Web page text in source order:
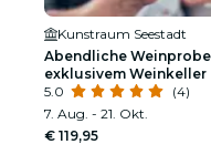
Kunstraum Seestadt
Abendliche
exklusivem Weinkeller
5.0
(4)
7. Aug. - 21. Okt.
€ 119,95